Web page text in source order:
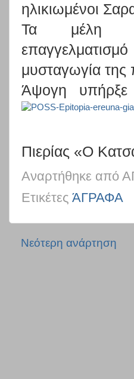
ηλικιωμένοι
Τα μέλη της
μυσταγωγία της
Άψογη
Πιερίας «Ο
Αναρτήθηκε από
Ετικέτες ΆΓΡΑΦΑ
Νεότερη ανάρτηση